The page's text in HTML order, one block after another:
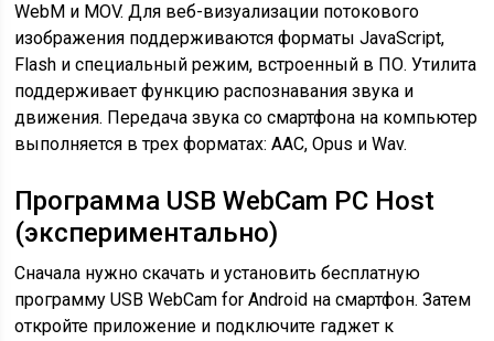
WebM и MOV. Для веб-визуализации потокового
изображения поддерживаются форматы JavaScript,
Flash и специальный режим, встроенный в ПО. Утилита
поддерживает функцию распознавания звука и
движения. Передача звука со смартфона на компьютер
выполняется в трех форматах: AAC, Opus и Wav.
Программа USB WebCam PC Host
(экспериментально)
Сначала нужно скачать и установить бесплатную
программу USB WebCam for Android на смартфон. Затем
откройте приложение и подключите гаджет к